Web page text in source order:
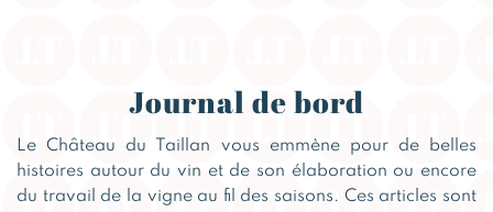
Journal de bord
Le Château du Taillan vous emmène pour de belles
histoires autour du vin et de son élaboration ou encore
du travail de la vigne au fil des saisons. Ces articles sont